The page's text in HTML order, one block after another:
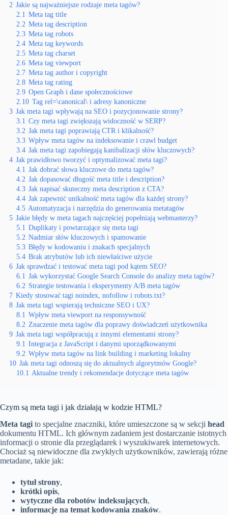
2 Jakie są najważniejsze rodzaje meta tagów?
2.1 Meta tag title
2.2 Meta tag description
2.3 Meta tag robots
2.4 Meta tag keywords
2.5 Meta tag charset
2.6 Meta tag viewport
2.7 Meta tag author i copyright
2.8 Meta tag rating
2.9 Open Graph i dane społecznościowe
2.10 Tag rel=\canonical\ i adresy kanoniczne
3 Jak meta tagi wpływają na SEO i pozycjonowanie strony?
3.1 Czy meta tagi zwiększają widoczność w SERP?
3.2 Jak meta tagi poprawiają CTR i klikalność?
3.3 Wpływ meta tagów na indeksowanie i crawl budget
3.4 Jak meta tagi zapobiegają kanibalizacji słów kluczowych?
4 Jak prawidłowo tworzyć i optymalizować meta tagi?
4.1 Jak dobrać słowa kluczowe do meta tagów?
4.2 Jak dopasować długość meta title i description?
4.3 Jak napisać skuteczny meta description z CTA?
4.4 Jak zapewnić unikalność meta tagów dla każdej strony?
4.5 Automatyzacja i narzędzia do generowania metatagów
5 Jakie błędy w meta tagach najczęściej popełniają webmasterzy?
5.1 Duplikaty i powtarzające się meta tagi
5.2 Nadmiar słów kluczowych i spamowanie
5.3 Błędy w kodowaniu i znakach specjalnych
5.4 Brak atrybutów lub ich niewłaściwe użycie
6 Jak sprawdzać i testować meta tagi pod kątem SEO?
6.1 Jak wykorzystać Google Search Console do analizy meta tagów?
6.2 Strategie testowania i eksperymenty A/B meta tagów
7 Kiedy stosować tagi noindex, nofollow i robots.txt?
8 Jak meta tagi wspierają techniczne SEO i UX?
8.1 Wpływ meta viewport na responsywność
8.2 Znaczenie meta tagów dla poprawy doświadczeń użytkownika
9 Jak meta tagi współpracują z innymi elementami strony?
9.1 Integracja z JavaScript i danymi uporządkowanymi
9.2 Wpływ meta tagów na link building i marketing lokalny
10 Jak meta tagi odnoszą się do aktualnych algorytmów Google?
10.1 Aktualne trendy i rekomendacje dotyczące meta tagów
Czym są meta tagi i jak działają w kodzie HTML?
Meta tagi to specjalne znaczniki, które umieszczone są w sekcji head
dokumentu HTML. Ich głównym zadaniem jest dostarczanie istotnych
informacji o stronie dla przeglądarek i wyszukiwarek internetowych.
Chociaż są niewidoczne dla zwykłych użytkowników, zawierają różne
metadane, takie jak:
tytuł strony,
krótki opis,
wytyczne dla robotów indeksujących,
informacje na temat kodowania znaków.